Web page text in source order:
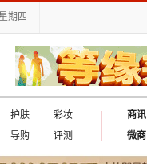
期四
护肤
彩妆
导购 评测
商讯
微商